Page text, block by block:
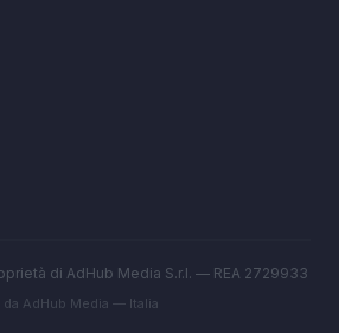
di AdHub Media S.r.l. — REA 2729933
AdHub Media — Italia